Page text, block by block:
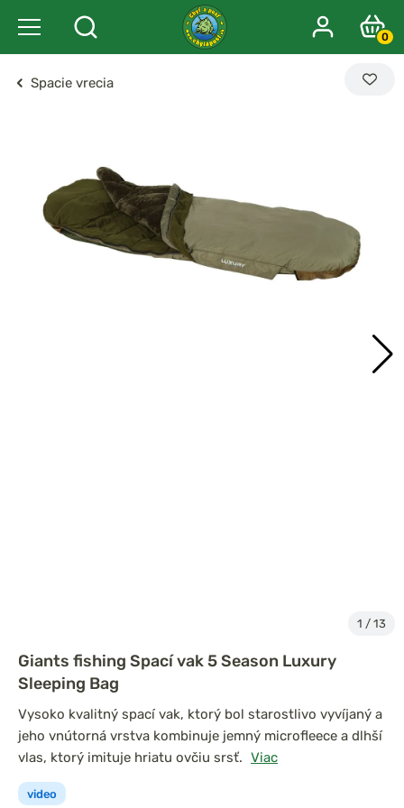
0
Spacie vrecia
1 / 13
Giants fishing Spací vak 5 Season Luxury
Sleeping Bag
video
Vysoko kvalitný spací vak, ktorý bol starostlivo vyvíjaný a
jeho vnútorná vrstva kombinuje jemný microfleece a dlhší
vlas, ktorý imituje hriatu ovčiu srsť. Viac